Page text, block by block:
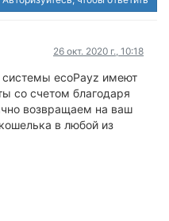
26 окт. 2020 г., 10:18
системы ecoPayz имеют
со счетом благодаря
возвращаем на ваш
в любой из